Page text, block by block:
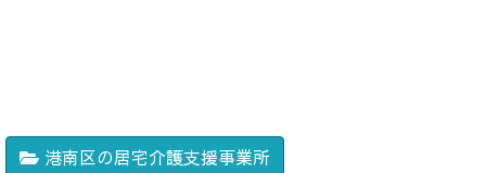
港南区の居宅介護支援事業所